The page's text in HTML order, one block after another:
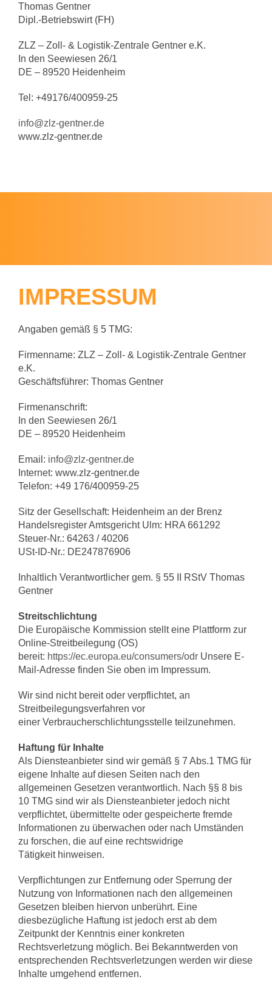
Thomas Gentner
Dipl.-Betriebswirt (FH)
ZLZ – Zoll- & Logistik-Zentrale Gentner e.K.
In den Seewiesen 26/1
DE – 89520 Heidenheim
Tel: +49176/400959-25
info@zlz-gentner.de
www.zlz-gentner.de
IMPRESSUM
Angaben gemäß § 5 TMG:
Firmenname: ZLZ – Zoll- & Logistik-Zentrale Gentner
e.K.
Geschäftsführer: Thomas Gentner
Firmenanschrift:
In den Seewiesen 26/1
DE – 89520 Heidenheim
Email: info@zlz-gentner.de
Internet: www.zlz-gentner.de
Telefon: +49 176/400959-25
Sitz der Gesellschaft: Heidenheim an der Brenz
Handelsregister Amtsgericht Ulm: HRA 661292
Steuer-Nr.: 64263 / 40206
USt-ID-Nr.: DE247876906
Inhaltlich Verantwortlicher gem. § 55 II RStV Thomas
Gentner
Streitschlichtung
Die Europäische Kommission stellt eine Plattform zur
Online-Streitbeilegung (OS)
bereit: https://ec.europa.eu/consumers/odr Unsere E-
Mail-Adresse finden Sie oben im Impressum.
Wir sind nicht bereit oder verpflichtet, an
Streitbeilegungsverfahren vor
einer Verbraucherschlichtungsstelle teilzunehmen.
Haftung für Inhalte
Als Diensteanbieter sind wir gemäß § 7 Abs.1 TMG für
eigene Inhalte auf diesen Seiten nach den
allgemeinen Gesetzen verantwortlich. Nach §§ 8 bis
10 TMG sind wir als Diensteanbieter jedoch nicht
verpflichtet, übermittelte oder gespeicherte fremde
Informationen zu überwachen oder nach Umständen
zu forschen, die auf eine rechtswidrige
Tätigkeit hinweisen.
Verpflichtungen zur Entfernung oder Sperrung der
Nutzung von Informationen nach den allgemeinen
Gesetzen bleiben hiervon unberührt. Eine
diesbezügliche Haftung ist jedoch erst ab dem
Zeitpunkt der Kenntnis einer konkreten
Rechtsverletzung möglich. Bei Bekanntwerden von
entsprechenden Rechtsverletzungen werden wir diese
Inhalte umgehend entfernen.